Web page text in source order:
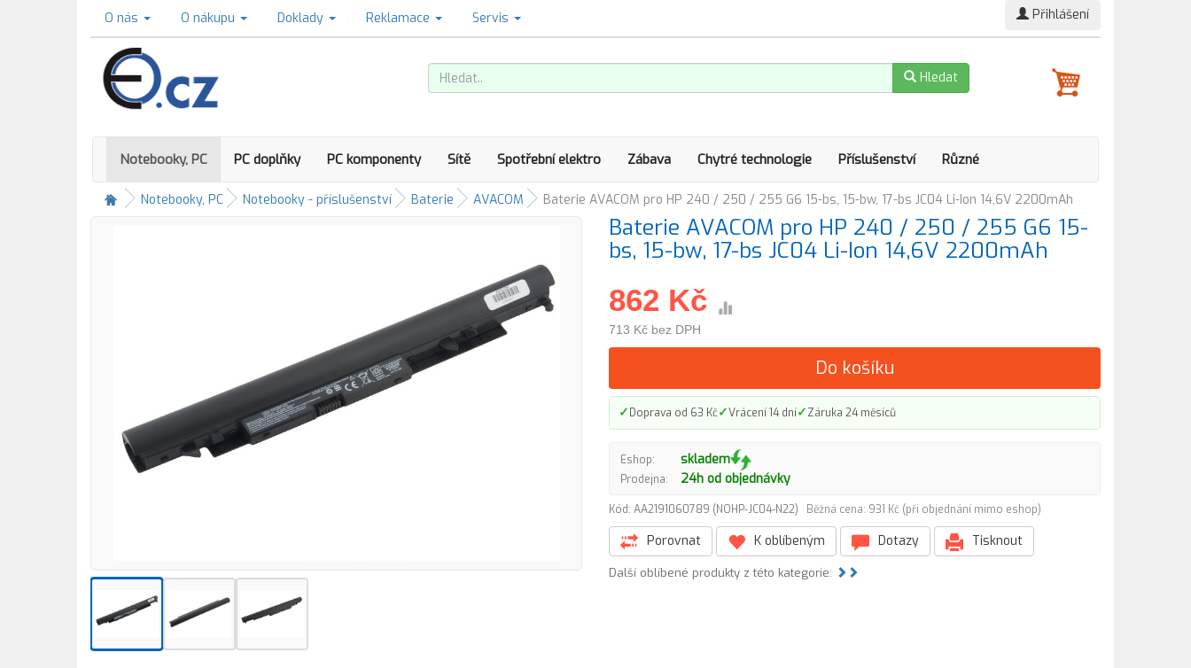
O nás O nákupu Doklady Reklamace Servis Přihlášení
Hledat
Notebooky, PC PC doplňky PC komponenty Sítě Spotřební elektro Zábava Chytré technologie Příslušenství Různé
Notebooky, PC Notebooky - příslušenství Baterie AVACOM Baterie AVACOM pro HP 240 / 250 / 255 G6 15-bs, 15-bw, 17-bs JC04 Li-Ion 14,6V 2200mAh
Baterie AVACOM pro HP 240 / 250 / 255 G6 15-
bs, 15-bw, 17-bs JC04 Li-Ion 14,6V 2200mAh
862 Kč
713 Kč bez DPH
Do košíku
✓Doprava od 63 Kč✓Vrácení 14 dní✓Záruka 24 měsíců
Eshop: skladem
Prodejna: 24h od objednávky
Kód: AA2191060789 (NOHP-JC04-N22) Běžná cena: 931 Kč (při objednání mimo eshop)
Porovnat K oblíbeným Dotazy Tisknout
Další oblíbené produkty z této kategorie: